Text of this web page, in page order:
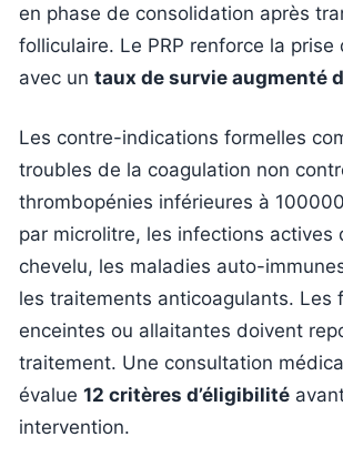
en phase de consolidation après
folliculaire. Le PRP renforce la prise
avec un taux de survie augmenté
Les contre-indications formelles
troubles de la coagulation non
thrombopénies inférieures à
par microlitre, les infections actives
chevelu, les maladies auto-
les traitements anticoagulants. Les
enceintes ou allaitantes doivent
traitement. Une consultation
évalue 12 critères d’éligibilité
intervention.